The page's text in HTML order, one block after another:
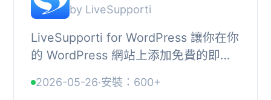
by LiveSupporti
LiveSupporti for WordPress 讓你在你
的 WordPress 網站上添加免費的即時
和客戶進行聊天，提供卓越的客戶支
2026-05-26·安裝：600+